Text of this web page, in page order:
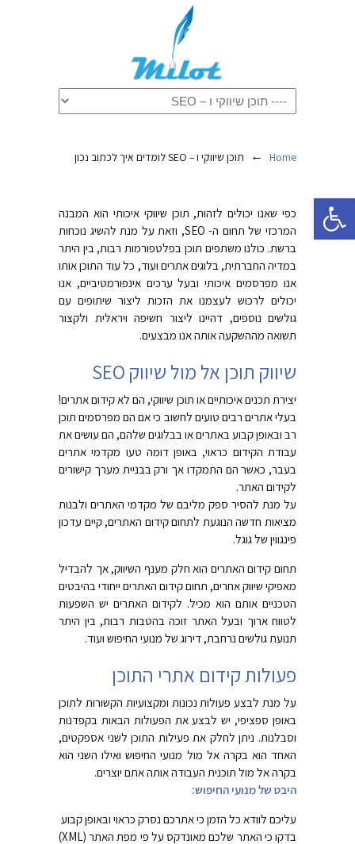
פתח סרגל נגישות
Home
← תוכן שיווקי ו – SEO לומדים איך לכתוב נכון
כפי שאנו יכולים לזהות, תוכן שיווקי איכותי הוא המבנה
המרכזי של תחום ה- SEO, וזאת על מנת להשיג נוכחות
ברשת. כולנו משתפים תוכן בפלטפורמות רבות, בין היתר
במדיה החברתית, בלוגים אתרים ועוד, כל עוד התוכן אותו
אנו מפרסמים איכותי ובעל ערכים אינפורמטיביים, אנו
יכולים לרכוש לעצמנו את הזכות ליצור שיתופים עם
גולשים נוספים, דהיינו ליצור חשיפה ויראלית ולקצור
תשואה מההשקעה אותה אנו מבצעים.
שיווק תוכן אל מול שיווק SEO
יצירת תכנים איכותיים או תוכן שיווקי, הם לא קידום אתרים!
בעלי אתרים רבים טועים לחשוב כי אם הם מפרסמים תוכן
רב ובאופן קבוע באתרים או בבלוגים שלהם, הם עושים את
עבודת הקידום כראוי, באופן דומה טעו מקדמי אתרים
בעבר, כאשר הם התמקדו אך ורק בבניית מערך קישורים
לקידום האתר.
על מנת להסיר ספק מליבם של מקדמי האתרים ולבנות
מציאות חדשה הנוגעת לתחום קידום האתרים, קיים עדכון
פינגווין של גוגל.
תחום קידום האתרים הוא חלק מענף השיווק, אך להבדיל
מאפיקי שיווק אחרים, תחום קידום האתרים ייחודי בהיבטים
הטכניים אותם הוא מכיל. לקידום האתרים יש השפעות
לטווח ארוך ובעל האתר זוכה בהטבות רבות, בין היתר
תנועת גולשים נרחבת, דירוג של מנועי החיפוש ועוד.
פעולות קידום אתרי התוכן
על מנת לבצע פעולות נכונות ומקצועיות הקשורות לתוכן
באופן ספציפי, יש לבצע את הפעולות הבאות בקפדנות
וסבלנות. ניתן לחלק את פעילות התוכן לשני אספקטים,
האחד הוא בקרה אל מול מנועי החיפוש ואילו השני הוא
בקרה אל מול תוכנית העבודה אותה אתם יוצרים.
היבט של מנועי החיפוש:
עליכם לוודא כל הזמן כי אתרכם נסרק כראוי ובאופן קבוע
בדקו כי האתר שלכם מאונדקס על פי מפת האתר (XML)